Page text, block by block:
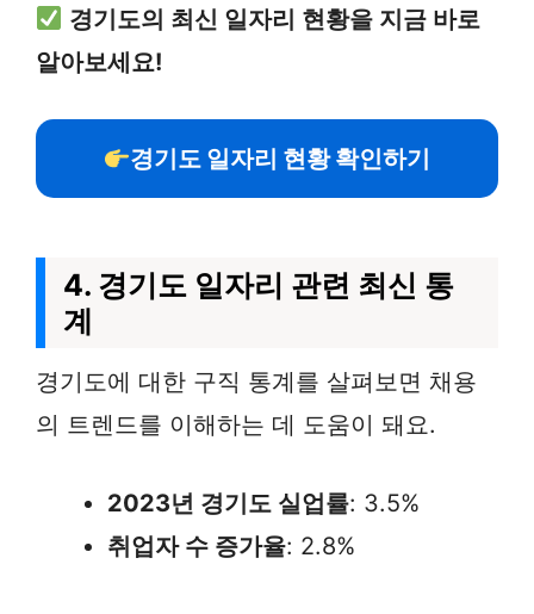
경기도의 최신 일자리 현황을 지금 바로
알아보세요!
경기도 일자리 현황 확인하기
4. 경기도 일자리 관련 최신 통
계
경기도에 대한 구직 통계를 살펴보면 채용
의 트렌드를 이해하는 데 도움이 돼요.
2023년 경기도 실업률: 3.5%
취업자 수 증가율: 2.8%